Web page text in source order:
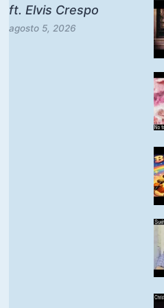
ft. Elvis Crespo
agosto 5, 2026